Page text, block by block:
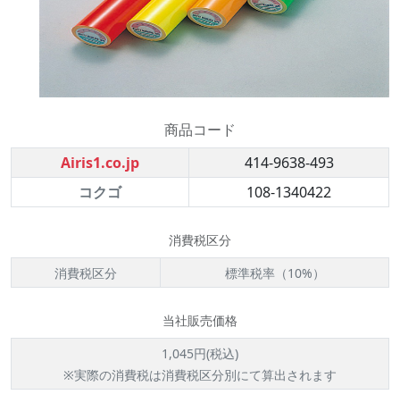
商品コード
Airis1.co.jp
414-9638-493
コクゴ
108-1340422
消費税区分
消費税区分
標準税率（10%）
当社販売価格
1,045円(税込)
※実際の消費税は消費税区分別にて算出されます